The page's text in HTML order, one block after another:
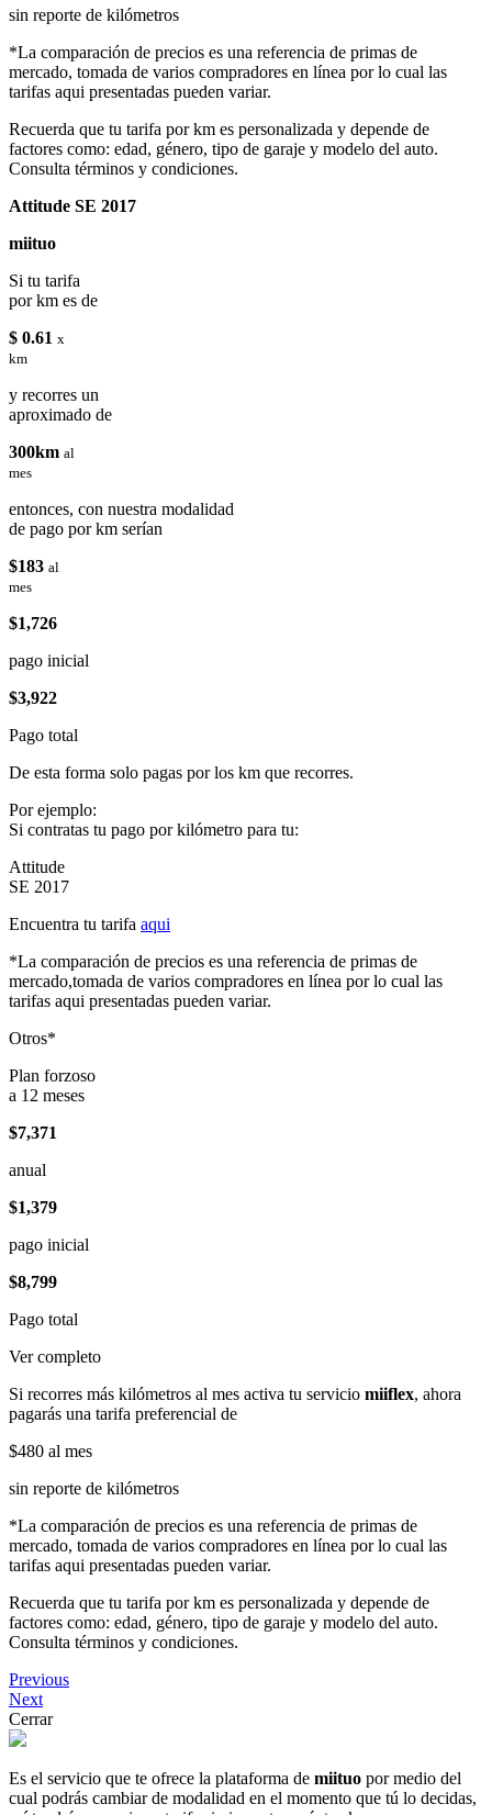
sin reporte de kilómetros
*La comparación de precios es una referencia de primas de
mercado, tomada de varios compradores en línea por lo cual las
tarifas aqui presentadas pueden variar.
Recuerda que tu tarifa por km es personalizada y depende de
factores como: edad, género, tipo de garaje y modelo del auto.
Consulta términos y condiciones.
Attitude SE 2017
miituo
Si tu tarifa
por km es de
$ 0.61 x
km
y recorres un
aproximado de
300km al
mes
entonces, con nuestra modalidad
de pago por km serían
$183 al
mes
$1,726
pago inicial
$3,922
Pago total
De esta forma solo pagas por los km que recorres.
Por ejemplo:
Si contratas tu pago por kilómetro para tu:
Attitude
SE 2017
Encuentra tu tarifa aqui
*La comparación de precios es una referencia de primas de
mercado,tomada de varios compradores en línea por lo cual las
tarifas aqui presentadas pueden variar.
Otros*
Plan forzoso
a 12 meses
$7,371
anual
$1,379
pago inicial
$8,799
Pago total
Ver completo
Si recorres más kilómetros al mes activa tu servicio miiflex, ahora
pagarás una tarifa preferencial de
$480 al mes
sin reporte de kilómetros
*La comparación de precios es una referencia de primas de
mercado, tomada de varios compradores en línea por lo cual las
tarifas aqui presentadas pueden variar.
Recuerda que tu tarifa por km es personalizada y depende de
factores como: edad, género, tipo de garaje y modelo del auto.
Consulta términos y condiciones.
Previous
Next
Cerrar
Es el servicio que te ofrece la plataforma de miituo por medio del
cual podrás cambiar de modalidad en el momento que tú lo decidas,